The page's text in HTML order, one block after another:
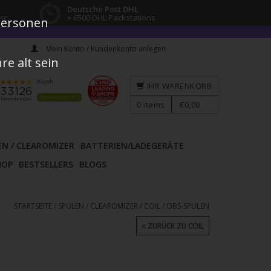
Deutsche Post DHL
+ 6500 DHL Packstations
Mein Konto / Kundenkonto anlegen
/ CLEAROMIZER
BATTERIEN/LADEGERÄTE
BESTSELLERS BLOGS
IHR WARENKORB
0 items €0,00
STARTSEITE / SPULEN / CLEAROMIZER / COIL/ OBS-SPULEN
ZURÜCK ZU COIL
alt sein